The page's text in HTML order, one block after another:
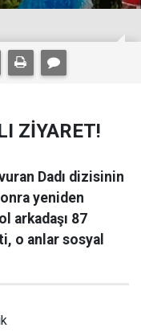
ZİYARET!
Dadı dizisinin
yeniden
arkadaşı 87
o anlar sosyal